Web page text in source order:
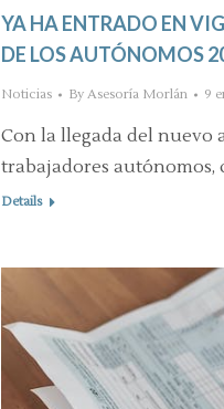
YA HA ENTRADO EN
DE LOS AUTÓNOMOS
Noticias By Asesoría Morlán 9
Con la llegada del nuevo
trabajadores autónomos,
Details